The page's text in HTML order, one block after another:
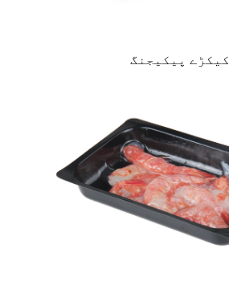
کیکڑے پیکیجنگ